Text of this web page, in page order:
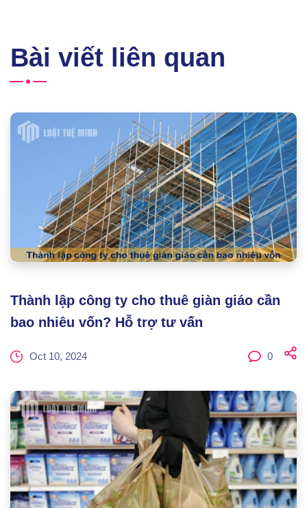
Bài viết liên quan
Thành lập công ty cho thuê giàn giáo cần
bao nhiêu vốn? Hỗ trợ tư vấn
Oct 10, 2024 0